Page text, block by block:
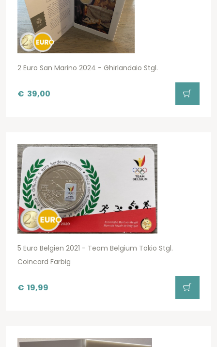
2 Euro San Marino 2024 - Ghirlandaio Stgl.
€ 39,00
5 Euro Belgien 2021 - Team Belgium Tokio Stgl.
Coincard Farbig
€ 19,99